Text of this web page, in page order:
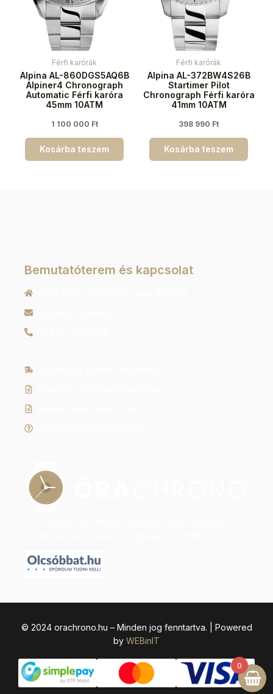
Férfi karórák
Alpina AL-860DGS5AQ6B
Alpiner4 Chronograph
Automatic Férfi karóra
45mm 10ATM
1 100 000 Ft
Kosárba teszem
Férfi karórák
Alpina AL-372BW4S26B
Startimer Pilot
Chronograph Férfi karóra
41mm 10ATM
398 990 Ft
Kosárba teszem
Bemutatóterem és kapcsolat
© 2024 orachrono.hu – Minden jog fenntartva. | Powered
by WEBinIT
0